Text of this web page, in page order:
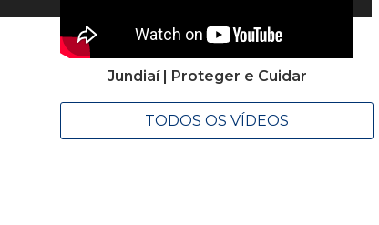
Jundiaí | Proteger e Cuidar
TODOS OS VÍDEOS